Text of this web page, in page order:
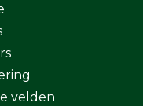
velden